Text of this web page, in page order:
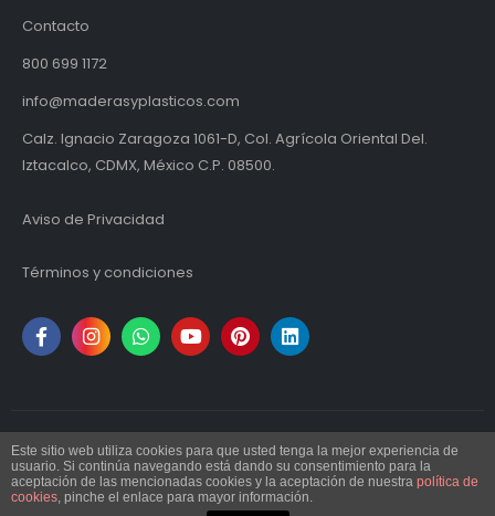
Contacto
800 699 1172
info@maderasyplasticos.com
Calz. Ignacio Zaragoza 1061-D, Col. Agrícola Oriental Del.
Iztacalco, CDMX, México C.P. 08500.
Aviso de Privacidad
Términos y condiciones
© Maderas y Plásticos S.A. de C.V. | MYPSA 2024. Todos los derechos
reservados.
Este sitio web utiliza cookies para que usted tenga la mejor experiencia de
usuario. Si continúa navegando está dando su consentimiento para la
aceptación de las mencionadas cookies y la aceptación de nuestra política de
cookies, pinche el enlace para mayor información.